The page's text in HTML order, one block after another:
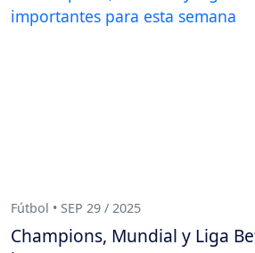
Fútbol • SEP 29 / 2025
Champions, Mundial y Liga